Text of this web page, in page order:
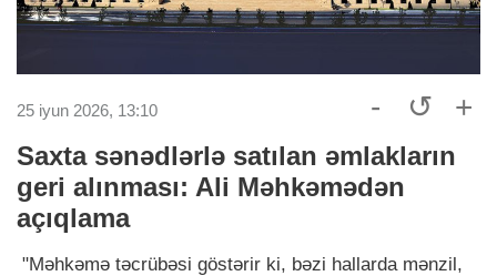
25 iyun 2026, 13:10 - ↺ +
Saxta sənədlərlə satılan əmlakların
geri alınması: Ali Məhkəmədən
açıqlama
"Məhkəmə təcrübəsi göstərir ki, bəzi hallarda mənzil,